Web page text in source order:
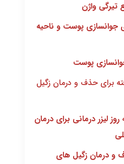
تیرگی واژن
جوانسازی پوست و ناحیه
پوست
برای حذف و درمان زگیل
لیزر درمانی برای درمان
و درمان زگیل های